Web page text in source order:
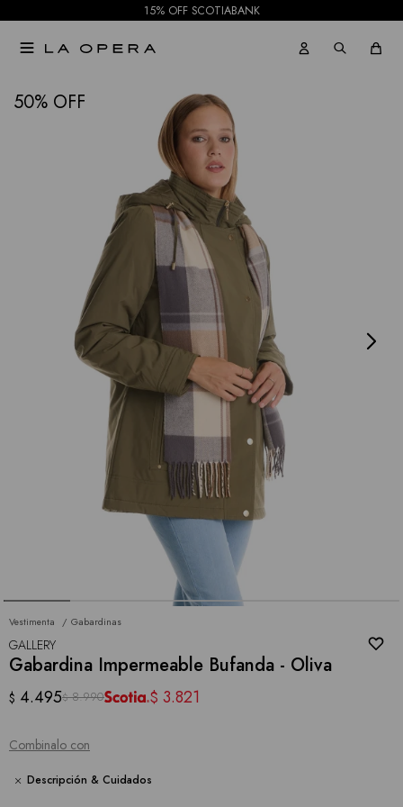
15% OFF SCOTIABANK

50
Vestimenta Gabardinas
GALLERY
Gabardina Impermeable Bufanda - Oliva
$ 4.495$ 8.990 $ 3.821
Combinalo con
Descripción & Cuidados
NOTIFICARME